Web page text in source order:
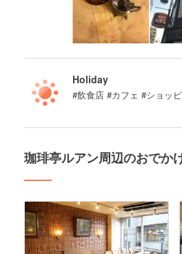
Holiday
#飲食店 #カフェ #ショッ
珈琲亭ルアン周辺のおでか